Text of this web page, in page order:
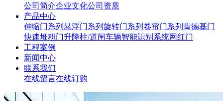
公司简介企业文化公司资质
产品中心
伸缩门系列 悬浮门系列 旋转门系列 卷帘门系列 肯德基门
快速堆积门升降柱/道闸车辆智能识别系统网红门
工程案例
新闻中心
联系我们
在线留言在线订购